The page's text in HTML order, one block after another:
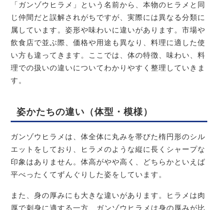
「ガンゾウヒラメ」という名前から、本物のヒラメと同
じ仲間だと誤解されがちですが、実際には異なる分類に
属しています。姿形や味わいに違いがあります。市場や
飲食店で並ぶ際、価格や用途も異なり、料理に適した使
い方も違ってきます。ここでは、体の特徴、味わい、料
理での扱いの違いについてわかりやすく整理していきま
す。
姿かたちの違い（体型・模様）
ガンゾウヒラメは、体全体に丸みを帯びた楕円形のシル
エットをしており、ヒラメのような縦に長くシャープな
印象はありません。体高がやや高く、どちらかといえば
平べったくてずんぐりした姿をしています。
また、身の厚みにも大きな違いがあります。ヒラメは肉
厚で刺身に適する一方、ガンゾウヒラメは身の厚みが比